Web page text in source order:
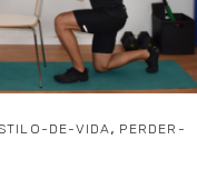
DE-VIDA , PERDER-